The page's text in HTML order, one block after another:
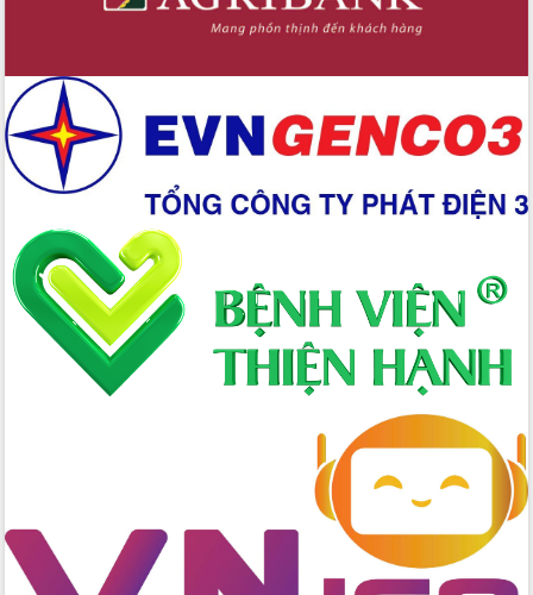
Phó Chủ tịch UBND tỉnh Đắk Lắk
Trương Công Thái kiểm tra thực địa
Thuột
Định vị cà phê Việt Nam như một “di
sản sống” trong dòng chảy toàn cầu
Xây dựng nông thôn mới: Nâng cao đời
sống người dân từ những mô hình thiết
Quyết liệt tháo gỡ vướng mắc, đẩy
nhanh tiến độ các dự án trọng điểm
trong Khu kinh tế Nam Phú Yên
Hòn Yến phát triển du lịch gắn với bảo
tồn biển
Lấy ý kiến điều chỉnh Quy hoạch tỉnh
Đắk Lắk thời kỳ 2021-2030, tầm nhìn
Đắk Lắk nỗ lực thúc đẩy tăng trưởng
kinh tế từ 10% trở lên trong Quý
II/2026